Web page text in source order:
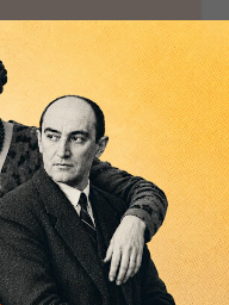
die
Filterblase,
sich viele
haben. Wir
Fenster und